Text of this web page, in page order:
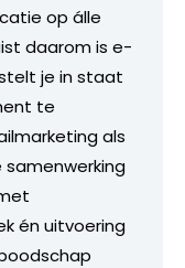
op álle
daarom is e-
je in staat
te
als
én uitvoering